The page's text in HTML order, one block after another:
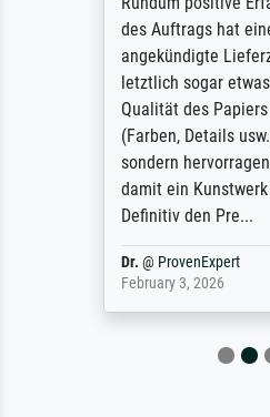
des Auftrags hat eine
angekündigte Lieferzeit
letztlich sogar etwas
Qualität des Papiers
(Farben, Details usw.)
sondern hervorragend.
damit ein Kunstwerk im
Definitiv den Pre...
@ProvenExpert
February 3, 2026